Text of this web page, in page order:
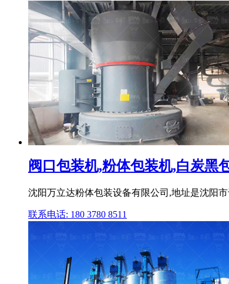
阀口包装机,粉体包装机,白炭黑
沈阳万立达粉体包装设备有限公司,地址是沈阳
联系电话: 180 3780 8511